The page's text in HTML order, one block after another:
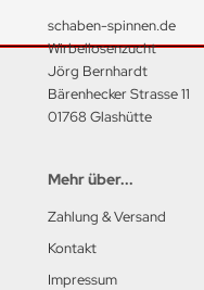
schaben-spinnen.de
Wirbellosenzucht
Jörg Bernhardt
Bärenhecker Strasse 11
01768 Glashütte
Mehr über...
Zahlung & Versand
Kontakt
Impressum